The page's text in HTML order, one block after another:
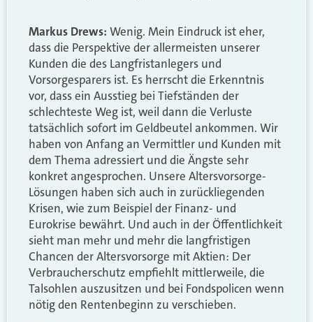
Markus Drews: Wenig. Mein Eindruck ist eher,
dass die Perspektive der allermeisten unserer
Kunden die des Langfristanlegers und
Vorsorgesparers ist. Es herrscht die Erkenntnis
vor, dass ein Ausstieg bei Tiefständen der
schlechteste Weg ist, weil dann die Verluste
tatsächlich sofort im Geldbeutel ankommen. Wir
haben von Anfang an Vermittler und Kunden mit
dem Thema adressiert und die Ängste sehr
konkret angesprochen. Unsere Altersvorsorge-
Lösungen haben sich auch in zurückliegenden
Krisen, wie zum Beispiel der Finanz- und
Eurokrise bewährt. Und auch in der Öffentlichkeit
sieht man mehr und mehr die langfristigen
Chancen der Altersvorsorge mit Aktien: Der
Verbraucherschutz empfiehlt mittlerweile, die
Talsohlen auszusitzen und bei Fondspolicen wenn
nötig den Rentenbeginn zu verschieben.